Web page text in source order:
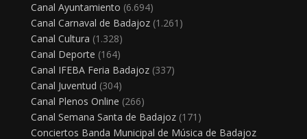
Canal Ayuntamiento (6.694)
Canal Carnaval de Badajoz(1.261)
Canal Cultura (1.328)
Canal Deporte (164)
Canal IFEBA Feria Badajoz(337)
Canal Juventud (304)
Canal Plenos Online (266)
Canal Semana Santa de Badajoz(171)
Conciertos Banda Municipal de Música de Badajoz